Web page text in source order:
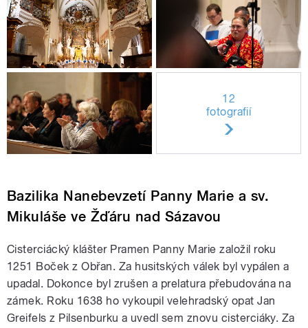
12
fotografií
Bazilika Nanebevzetí Panny Marie a sv.
Mikuláše ve Žďáru nad Sázavou
Cisterciácký klášter Pramen Panny Marie založil roku
1251 Boček z Obřan. Za husitských válek byl vypálen a
upadal. Dokonce byl zrušen a prelatura přebudována na
zámek. Roku 1638 ho vykoupil velehradský opat Jan
Greifels z Pilsenburku a uvedl sem znovu cisterciáky. Za